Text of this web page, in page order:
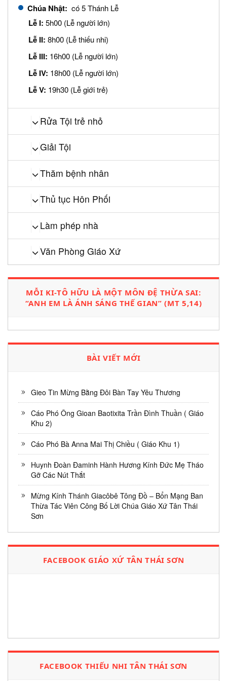
Chúa Nhật: có 5 Thánh Lễ
Lễ I: 5h00 (Lễ người lớn)
Lễ II: 8h00 (Lễ thiếu nhi)
Lễ III: 16h00 (Lễ người lớn)
Lễ IV: 18h00 (Lễ người lớn)
Lễ V: 19h30 (Lễ giới trẻ)
Rửa Tội trẻ nhỏ
Giải Tội
Thăm bệnh nhân
Thủ tục Hôn Phối
Làm phép nhà
Văn Phòng Giáo Xứ
MỖI KI-TÔ HỮU LÀ MỘT MÔN ĐỆ THỪA SAI:
“ANH EM LÀ ÁNH SÁNG THẾ GIAN” (MT 5,14)
BÀI VIẾT MỚI
Gieo Tin Mừng Bằng Đôi Bàn Tay Yêu Thương
Cáo Phó Ông Gioan Baotixita Trần Đình Thuần ( Giáo
Khu 2)
Cáo Phó Bà Anna Mai Thị Chiều ( Giáo Khu 1)
Huynh Đoàn Đaminh Hành Hương Kính Đức Mẹ Tháo
Gỡ Các Nút Thắt
Mừng Kính Thánh Giacôbê Tông Đồ – Bổn Mạng Ban
Thừa Tác Viên Công Bố Lời Chúa Giáo Xứ Tân Thái
Sơn
FACEBOOK GIÁO XỨ TÂN THÁI SƠN
FACEBOOK THIẾU NHI TÂN THÁI SƠN